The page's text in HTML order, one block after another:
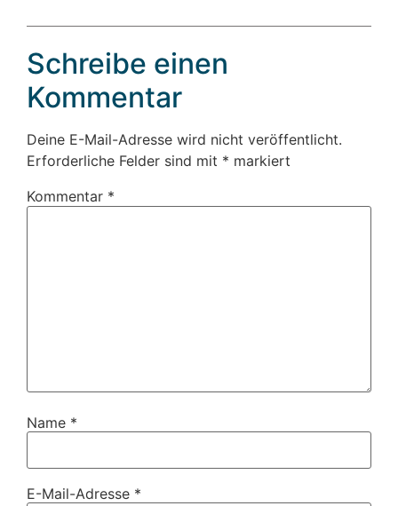
Schreibe einen
Kommentar
Deine E-Mail-Adresse wird nicht veröffentlicht.
Erforderliche Felder sind mit * markiert
Kommentar *
Name *
E-Mail-Adresse *